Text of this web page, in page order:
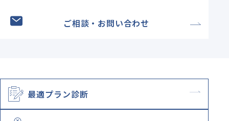
ご相談・お問い合わせ
最適プラン診断